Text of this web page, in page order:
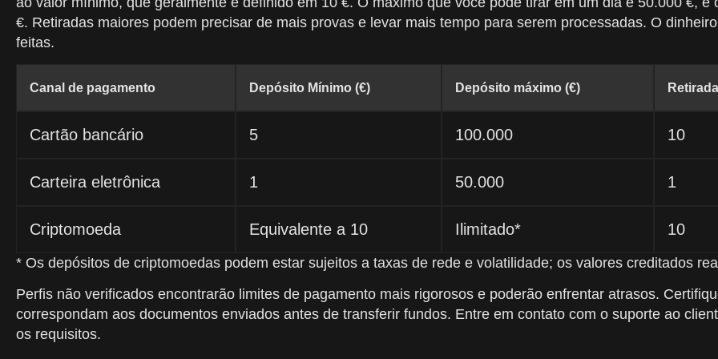
€. Retiradas maiores podem precisar de mais provas e levar mais tempo para serem processadas. O
feitas.
Canal de pagamento Depósito Mínimo (€) Depósito máximo (€)
Cartão bancário 5 100.000 10
Carteira eletrônica 1 50.000 1
Criptomoeda Equivalente a 10 Ilimitado* 10
* Os depósitos de criptomoedas podem estar sujeitos a taxas de rede e volatilidade; os valores creditados
Perfis não verificados encontrarão limites de pagamento mais rigorosos e poderão enfrentar atrasos.
correspondam aos documentos enviados antes de transferir fundos. Entre em contato com o suporte ao
os requisitos.